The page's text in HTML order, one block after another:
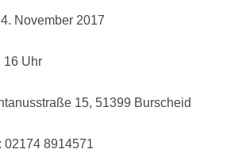
November 2017
16 Uhr
15, 51399 Burscheid
02174 8914571